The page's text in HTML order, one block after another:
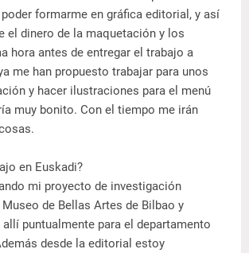
formarme en gráfica editorial, y así
el dinero de la maquetación y los
hora antes de entregar el trabajo a
me han propuesto trabajar para unos
y hacer ilustraciones para el menú
muy bonito. Con el tiempo me irán
en Euskadi?
mi proyecto de investigación
de Bellas Artes de Bilbao y
puntualmente para el departamento
desde la editorial estoy